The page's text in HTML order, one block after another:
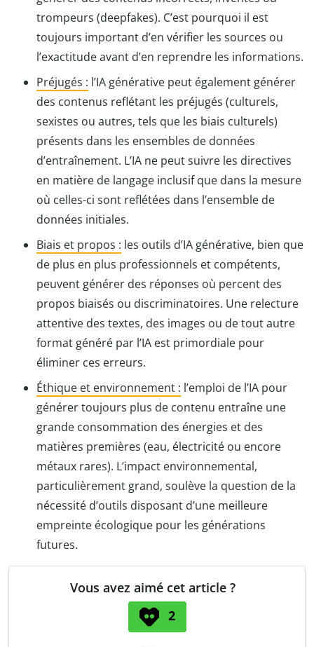
trompeurs (deepfakes). C’est pourquoi il est
toujours important d’en vérifier les sources ou
l’exactitude avant d’en reprendre les informations.
Préjugés : l’IA générative peut également générer
des contenus reflétant les préjugés (culturels,
sexistes ou autres, tels que les biais culturels)
présents dans les ensembles de données
d’entraînement. L’IA ne peut suivre les directives
en matière de langage inclusif que dans la mesure
où celles-ci sont reflétées dans l’ensemble de
données initiales.
Biais et propos : les outils d’IA générative, bien que
de plus en plus professionnels et compétents,
peuvent générer des réponses où percent des
propos biaisés ou discriminatoires. Une relecture
attentive des textes, des images ou de tout autre
format généré par l’IA est primordiale pour
éliminer ces erreurs.
Éthique et environnement : l’emploi de l’IA pour
générer toujours plus de contenu entraîne une
grande consommation des énergies et des
matières premières (eau, électricité ou encore
métaux rares). L’impact environnemental,
particulièrement grand, soulève la question de la
nécessité d’outils disposant d’une meilleure
empreinte écologique pour les générations
futures.
Vous avez aimé cet article ?
2